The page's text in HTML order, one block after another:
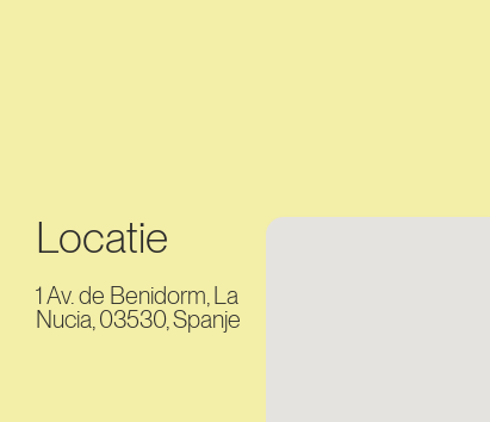
Locatie
1 Av. de Benidorm, La
Nucia, 03530, Spanje